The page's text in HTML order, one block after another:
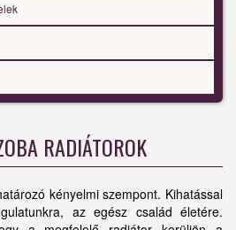
RADIÁTOROK
kényelmi szempont. Kihatással
az egész család életére.